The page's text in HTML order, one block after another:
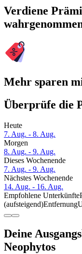
Verdiene
Mehr sparen
Überprüfe die
Heute
7. Aug. - 8. Aug.
Morgen
8. Aug. - 9. Aug.
Dieses Wochenende
7. Aug. - 9. Aug.
Nächstes Wochenende
14. Aug. - 16. Aug.
Empfohlene Unterkünfte
(aufsteigend)Entfernung
Deine
Neophytos